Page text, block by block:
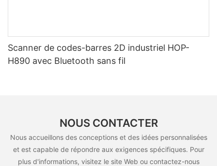
Scanner de codes-barres 2D industriel HOP-
H890 avec Bluetooth sans fil
NOUS CONTACTER
Nous accueillons des conceptions et des idées personnalisées
et est capable de répondre aux exigences spécifiques. Pour
plus d'informations, visitez le site Web ou contactez-nous